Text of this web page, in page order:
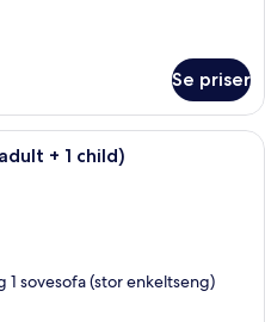
Se priser
2 soveværelser, pengeskab på
+ 1 child)
sovesofa (stor enkeltseng)